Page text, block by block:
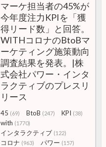
マーケ担当者の45%が
今年度注力KPIを「獲
得リード数」と回答。
WITHコロナのBtoBマ
ーケティング施策動向
調査結果を発表。|株
式会社パワー・インタ
ラクティブのプレスリ
リース
45 (69) BtoB (247) KPI (38)
with (1770)
インタラクティブ (122)
コロナ (963) パワー (157)